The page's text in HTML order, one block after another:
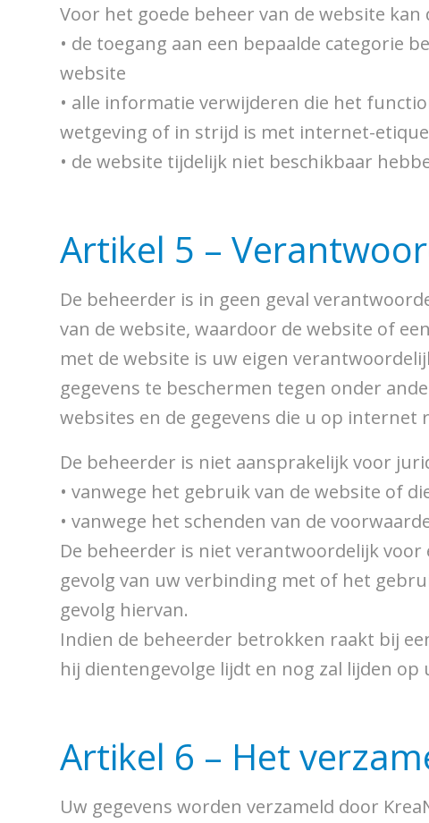
Voor het goede beheer van de website
• de toegang aan een bepaalde categorie
website
• alle informatie verwijderen die het
wetgeving of in strijd is met internet-
• de website tijdelijk niet beschikbaar
Artikel 5 –
De beheerder is in geen geval
van de website, waardoor de website of
met de website is uw eigen
gegevens te beschermen tegen onder
websites en de gegevens die u op internet
De beheerder is niet aansprakelijk voor
• vanwege het gebruik van de website of
• vanwege het schenden van de
De beheerder is niet verantwoordelijk
gevolg van uw verbinding met of het
gevolg hiervan.
Indien de beheerder betrokken raakt bij
hij dientengevolge lijdt en nog zal lijden op
Artikel 6 – Het
Uw gegevens worden verzameld door